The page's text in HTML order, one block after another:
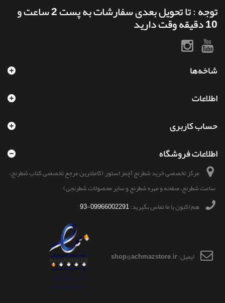
توجه : تا تحویل بعدی سفارشات به پست 2 ساعت و
10 دقیقه وقت دارید
شاخه‌ها
اطلاعات
حساب کاربری
اطلاعات فروشگاه
مرکز تخصصی خرید شطرنج آچمز استور, (کاملترین مرجع تخصصی کتاب شطرنج،
ساعت شطرنج، صفحه و مهره شطرنج و سایر محصولات شطرنجی)
هم اکنون با ما تماس بگیرید:09966002291-93
ایمیل:shop@achmazstore.ir